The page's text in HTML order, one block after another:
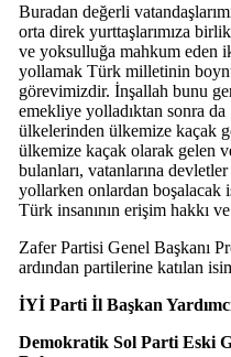
Buradan değerli
orta direk yurttaşlarımıza
ve yoksulluğa mahkum eden
yollamak Türk milletinin
görevimizdir. İnşallah bunu
emekliye yolladıktan sonra
ülkelerinden ülkemize kaçak
ülkemize kaçak olarak gelen
bulanları, vatanlarına
yollarken onlardan boşalacak
Türk insanının erişim hakkı
Zafer Partisi Genel Başkanı
ardından partilerine katılan
İYİ Parti İl Başkan
Demokratik Sol Parti Eski